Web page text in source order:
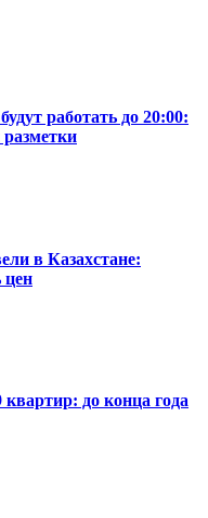
работать до 20:00:
в Казахстане:
цен
до конца года